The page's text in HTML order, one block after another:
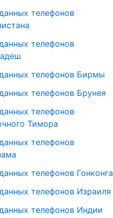
телефонов
телефонов
телефонов Бирмы
телефонов Брунея
телефонов
Тимора
телефонов
телефонов Гонконга
телефонов Израиля
телефонов Индии